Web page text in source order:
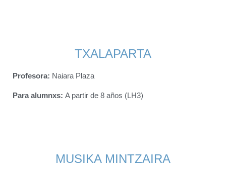
TXALAPARTA
Profesora: Naiara Plaza
Para alumnxs: A partir de 8 años (LH3)
MUSIKA MINTZAIRA